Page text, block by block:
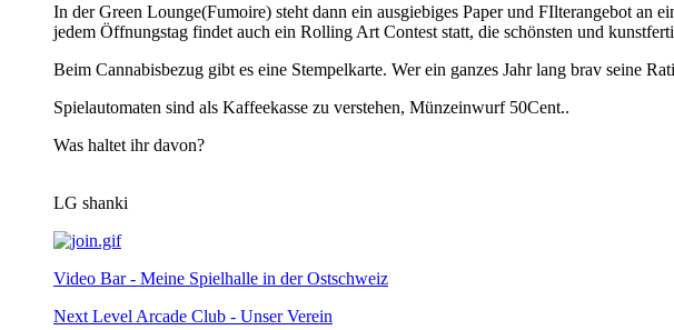
In der Green Lounge(Fumoire) steht dann ein ausgiebiges Paper und FIlterangebot
jedem Öffnungstag findet auch ein Rolling Art Contest statt, die schönsten und
Beim Cannabisbezug gibt es eine Stempelkarte. Wer ein ganzes Jahr lang brav seine
Spielautomaten sind als Kaffeekasse zu verstehen, Münzeinwurf 50Cent..
Was haltet ihr davon?
LG shanki
Video Bar - Meine Spielhalle in der Ostschweiz
Next Level Arcade Club - Unser Verein